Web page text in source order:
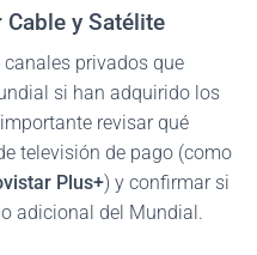
y Satélite
canales privados que
si han adquirido los
revisar qué
televisión de pago (como
Plus+) y confirmar si
adicional del Mundial.